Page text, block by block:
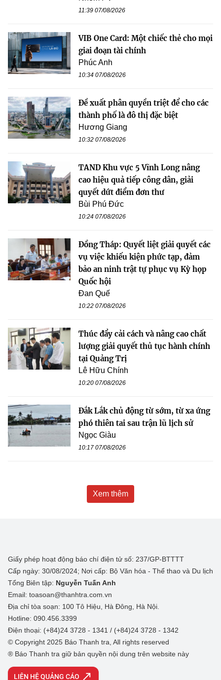
11:39 07/08/2026
VIB One Card: Một chiếc thẻ cho mọi
giai đoạn tài chính
Phúc Anh
10:34 07/08/2026
Đề xuất phân quyền triệt để cho các
thành phố là đô thị đặc biệt
Hương Giang
10:32 07/08/2026
TAND Khu vực 5 Vĩnh Long nâng
cao hiệu quả tiếp công dân, giải
quyết dứt điểm đơn thư
Bùi Phú Đức
10:24 07/08/2026
Đồng Tháp: Quyết liệt giải quyết các
vụ việc khiếu kiện phức tạp, đảm
bảo an ninh trật tự phục vụ Kỳ họp
Quốc hội
Đan Quế
10:22 07/08/2026
Thúc đẩy cải cách và nâng cao chất
lượng giải quyết thủ tục hành chính
tại Quảng Trị
Lê Hữu Chính
10:20 07/08/2026
Đắk Lắk chủ động từ sớm, từ xa ứng
phó thiên tai sau trận lũ lịch sử
Ngọc Giàu
10:17 07/08/2026
Xem thêm
Giấy phép hoạt động báo chí điện tử số: 237/GP-BTTTT
Cấp ngày: 30/08/2024; Nơi cấp: Bộ Văn hóa - Thể thao và Du lịch
Tổng Biên tập: Nguyễn Tuấn Anh
Email: toasoan@thanhtra.com.vn
Địa chỉ tòa soạn: 100 Tô Hiệu, Hà Đông, Hà Nội.
Hotline: 090.456.3399
Điện thoại: (+84)24 3728 - 1341 / (+84)24 3728 - 1342
© Copyright 2025 Báo Thanh tra, All rights reserved
® Báo Thanh tra giữ bản quyền nội dung trên website này
LIÊN HỆ QUẢNG CÁO